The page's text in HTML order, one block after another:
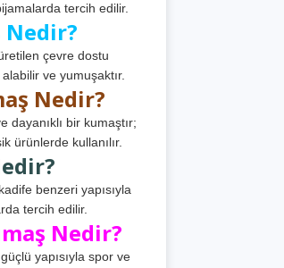
tercih edilir.
Nedir?
çevre dostu
ve yumuşaktır.
Nedir?
dayanıklı bir kumaştır;
ürünlerde kullanılır.
benzeri yapısıyla
tercih edilir.
Nedir?
yapısıyla spor ve